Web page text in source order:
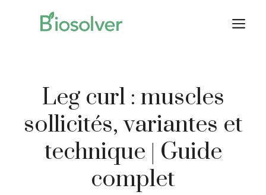
Leg curl : muscles
sollicités, variantes et
technique | Guide
complet